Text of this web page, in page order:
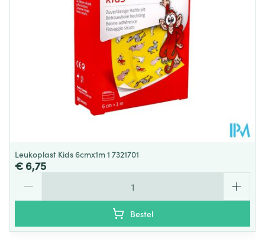
Leukoplast Kids 6cmx1m 1 7321701
€ 6,75
Bestel